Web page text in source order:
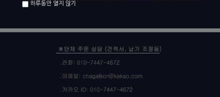
하루동안 열지 않기